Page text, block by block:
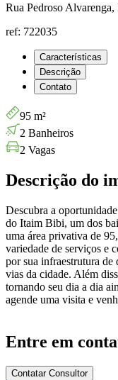
Rua Pedroso
ref: 722035
Características
Descrição
Contato
95 m²
2 Banheiros
2 Vagas
Descrição do
Descubra a
do Itaim Bibi, um dos
uma área privativa de
variedade de serviços e
por sua infraestrutura
vias da cidade. Além
tornando seu dia a dia
agende uma visita e
Entre em
Contatar Consultor